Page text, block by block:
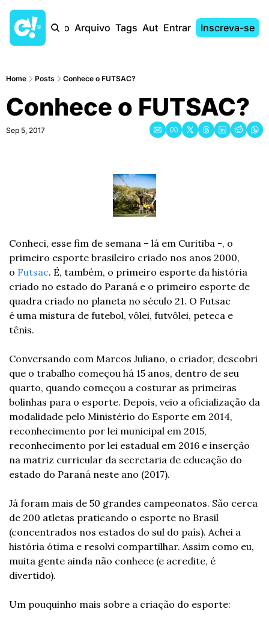
Início Arquivo Tags AutoresEntrar Inscreva-se
Home Posts Conhece o FUTSAC?
Conhece o FUTSAC?
Sep 5, 2017
Conheci, esse fim de semana – lá em Curitiba -, o
primeiro esporte brasileiro criado nos anos 2000,
o Futsac. É, também, o primeiro esporte da história
criado no estado do Paraná e o primeiro esporte de
quadra criado no planeta no século 21. O Futsac
é uma mistura de futebol, vôlei, futvôlei, peteca e
tênis.
Conversando com Marcos Juliano, o criador, descobri
que o trabalho começou há 15 anos, dentro de seu
quarto, quando começou a costurar as primeiras
bolinhas para o esporte. Depois, veio a oficialização da
modalidade pelo Ministério do Esporte em 2014,
reconhecimento por lei municipal em 2015,
reconhecimento por lei estadual em 2016 e inserção
na matriz curricular da secretaria de educação do
estado do Paraná neste ano (2017).
Já foram mais de 50 grandes campeonatos. São cerca
de 200 atletas praticando o esporte no Brasil
(concentrados nos estados do sul do país). Achei a
história ótima e resolvi compartilhar. Assim como eu,
muita gente ainda não conhece (e acredite, é
divertido).
Um pouquinho mais sobre a criação do esporte: